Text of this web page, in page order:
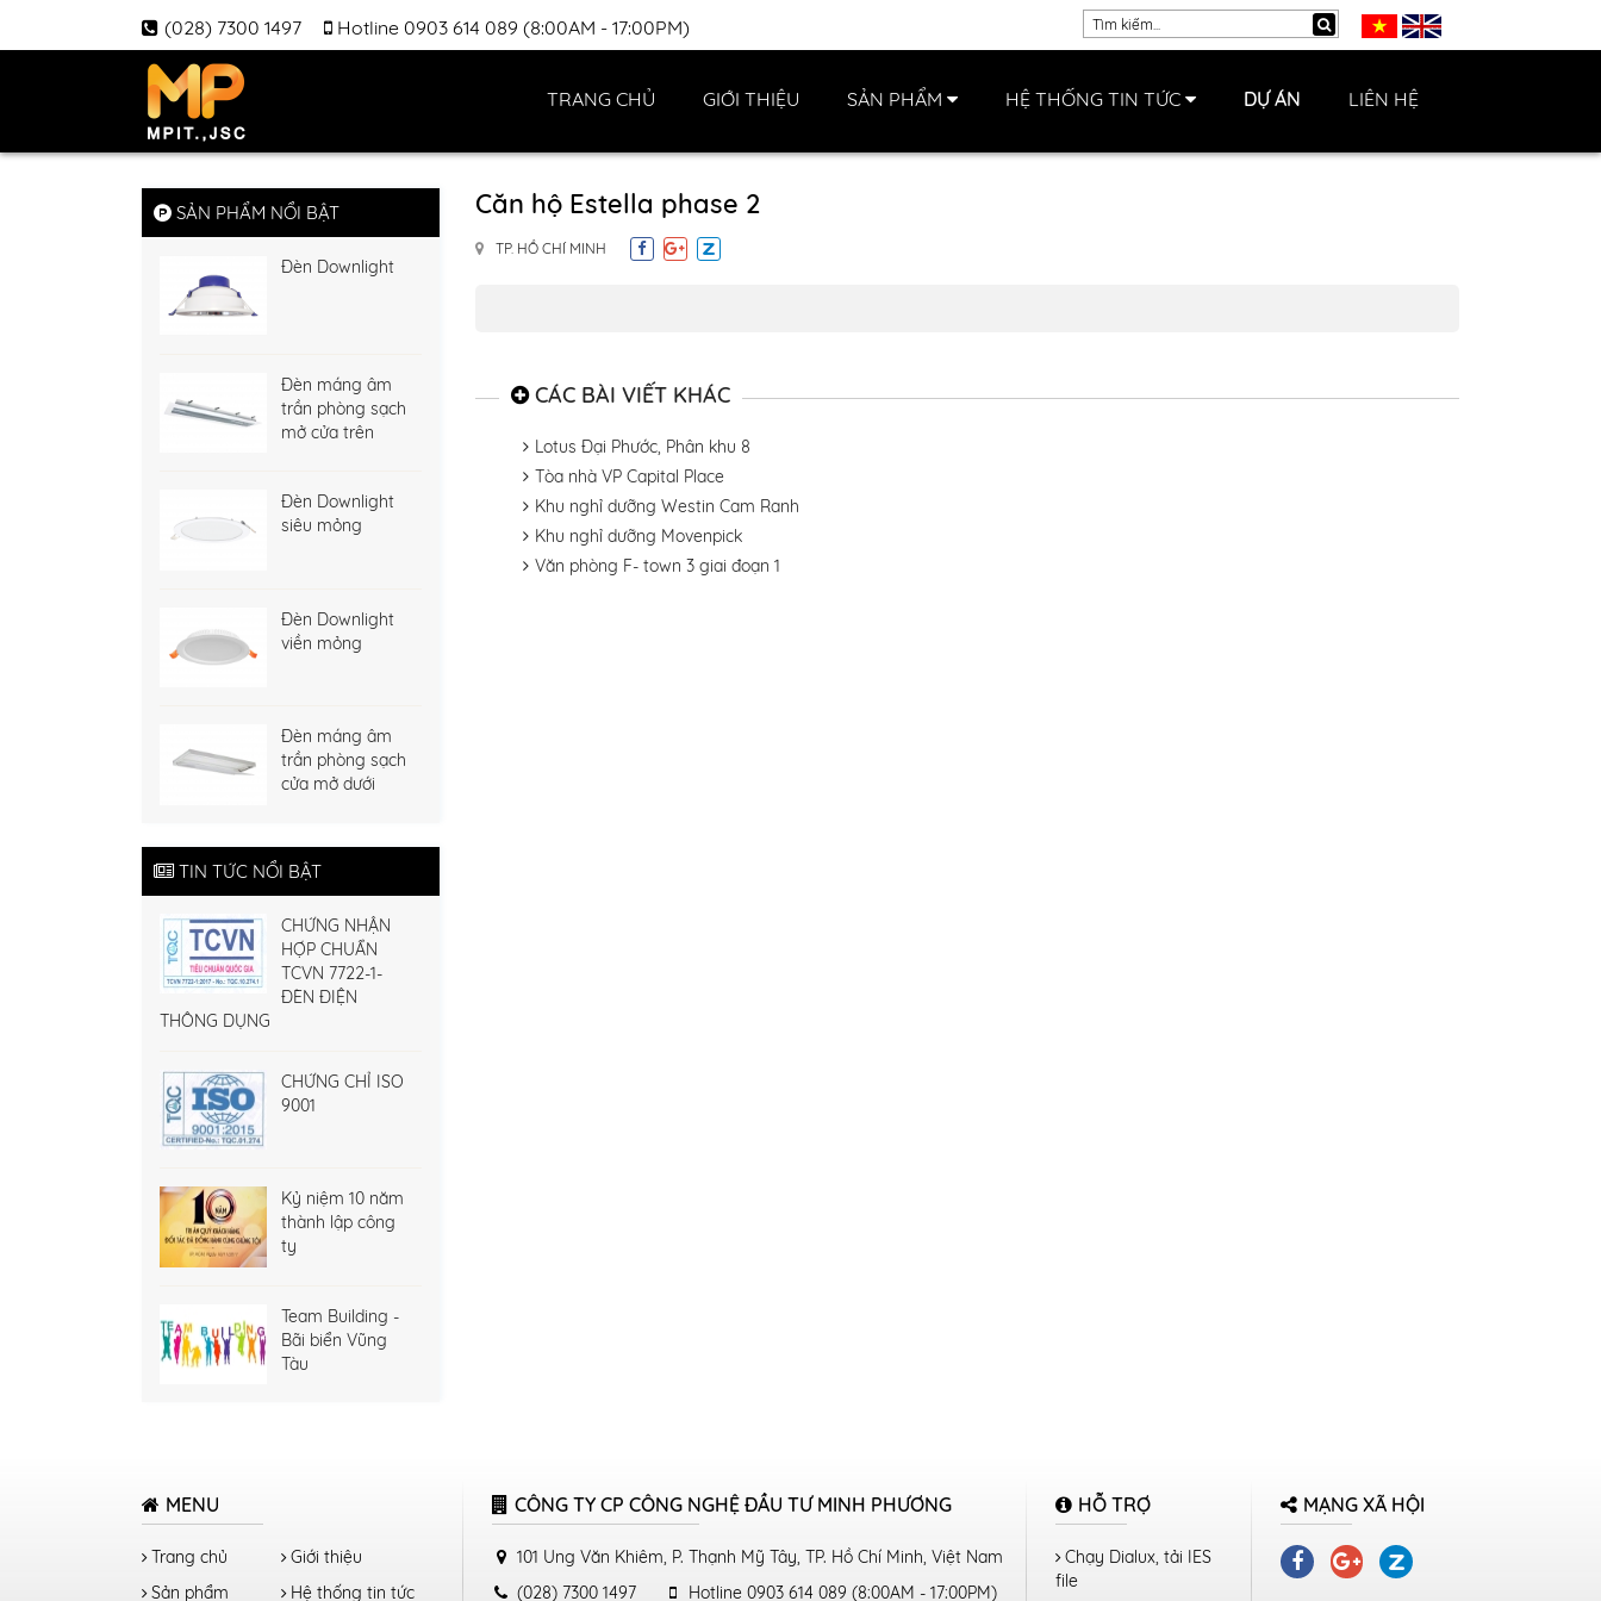
(028) 7300 1497 Hotline 0903 614 089 (8:00AM - 17:00PM)
TRANG CHỦ GIỚI THIỆU SẢN PHẨM HỆ THỐNG TIN TỨC DỰ ÁN LIÊN HỆ
SẢN PHẨM NỔI BẬT
Đèn Downlight
Đèn máng âm
trần phòng sạch
mở cửa trên
Đèn Downlight
siêu mỏng
Đèn Downlight
viền mỏng
Đèn máng âm
trần phòng sạch
cửa mở dưới
TIN TỨC NỔI BẬT
CHỨNG NHẬN
HỢP CHUẨN
TCVN 7722-1-
ĐÈN ĐIỆN
THÔNG DỤNG
CHỨNG CHỈ ISO
9001
Kỷ niệm 10 năm
thành lập công
ty
Team Building -
Bãi biển Vũng
Tàu
Căn hộ Estella phase 2
TP. HỒ CHÍ MINH
CÁC BÀI VIẾT KHÁC
Lotus Đại Phước, Phân khu 8
Tòa nhà VP Capital Place
Khu nghỉ dưỡng Westin Cam Ranh
Khu nghỉ dưỡng Movenpick
Văn phòng F- town 3 giai đoạn 1
MENU
Trang chủ
Giới thiệu
Sản phẩm
Hệ thống tin tức
CÔNG TY CP CÔNG NGHỆ ĐẦU TƯ MINH PHƯƠNG
101 Ung Văn Khiêm, P. Thạnh Mỹ Tây, TP. Hồ Chí Minh, Việt Nam
(028) 7300 1497
Hotline 0903 614 089 (8:00AM - 17:00PM)
HỖ TRỢ
Chạy Dialux, tải IES
file
MẠNG XÃ HỘI